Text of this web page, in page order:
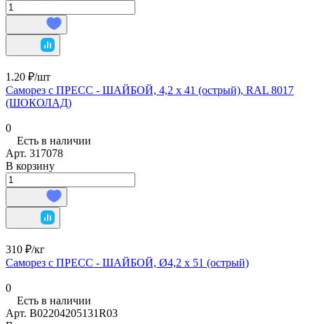
1.20 ₽/шт
Саморез с ПРЕСС - ШАЙБОЙ, 4,2 х 41 (острый), RAL 8017
(ШОКОЛАД)
0
Есть в наличии
Арт. 317078
В корзину
310 ₽/кг
Саморез с ПРЕСС - ШАЙБОЙ, Ø4,2 х 51 (острый)
0
Есть в наличии
Арт. В02204205131R03